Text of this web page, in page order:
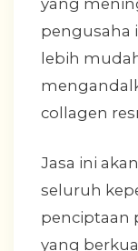
pengusaha
lebih
collagen
Jasa ini
seluruh
penciptaan
yang